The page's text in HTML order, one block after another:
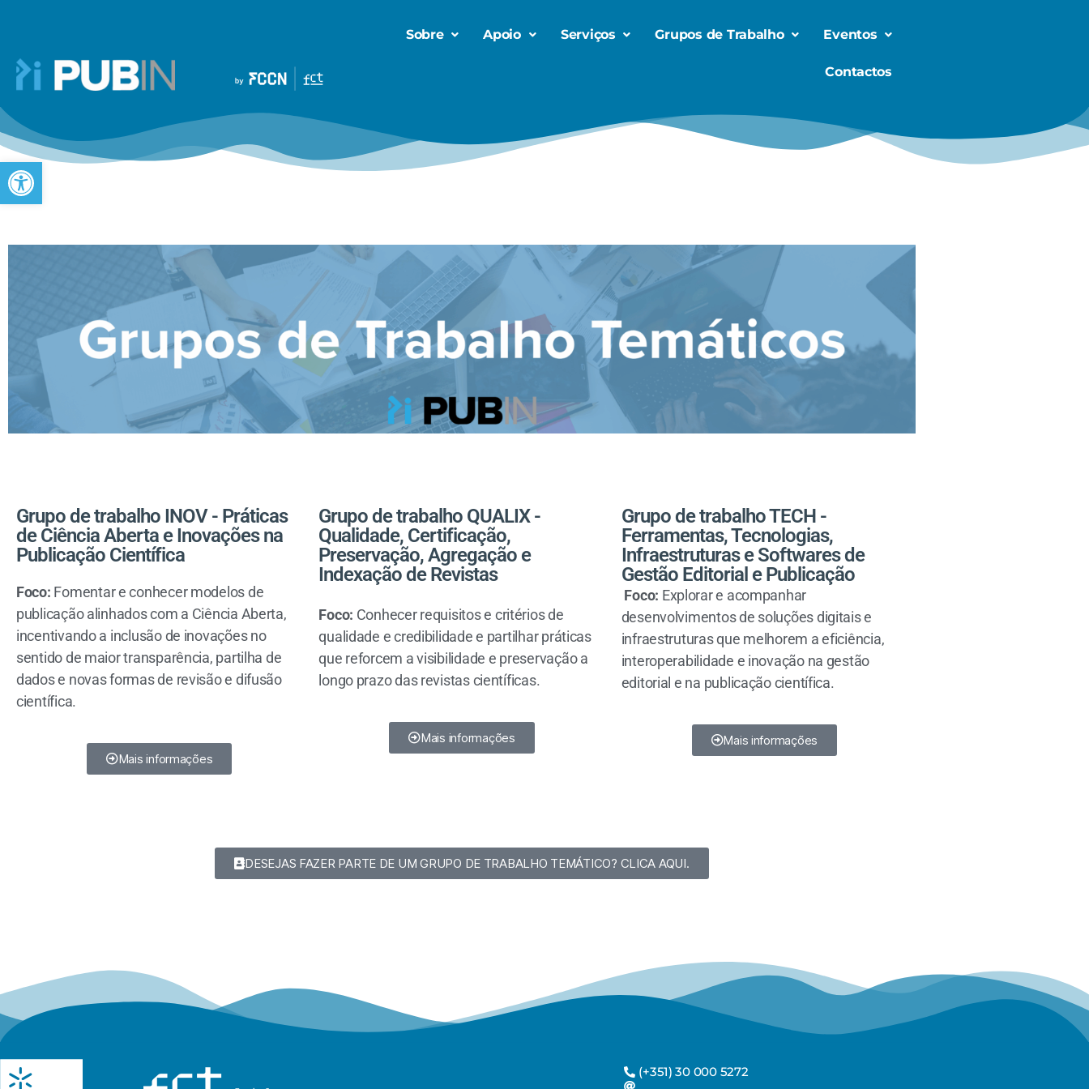
Open toolbar
Sobre Apoio Serviços Grupos de Trabalho Eventos
Contactos
Grupo de trabalho INOV - Práticas
de Ciência Aberta e Inovações na
Publicação Científica
Foco: Fomentar e conhecer modelos de
publicação alinhados com a Ciência Aberta,
incentivando a inclusão de inovações no
sentido de maior transparência, partilha de
dados e novas formas de revisão e difusão
científica.
Mais informações
Grupo de trabalho QUALIX -
Qualidade, Certificação,
Preservação, Agregação e
Indexação de Revistas
Foco: Conhecer requisitos e critérios de
qualidade e credibilidade e partilhar práticas
que reforcem a visibilidade e preservação a
longo prazo das revistas científicas.
Mais informações
Grupo de trabalho TECH -
Ferramentas, Tecnologias,
Infraestruturas e Softwares de
Gestão Editorial e Publicação
Foco: Explorar e acompanhar
desenvolvimentos de soluções digitais e
infraestruturas que melhorem a eficiência,
interoperabilidade e inovação na gestão
editorial e na publicação científica.
Mais informações
DESEJAS FAZER PARTE DE UM GRUPO DE TRABALHO TEMÁTICO? CLICA AQUI.
(+351) 30 000 5272